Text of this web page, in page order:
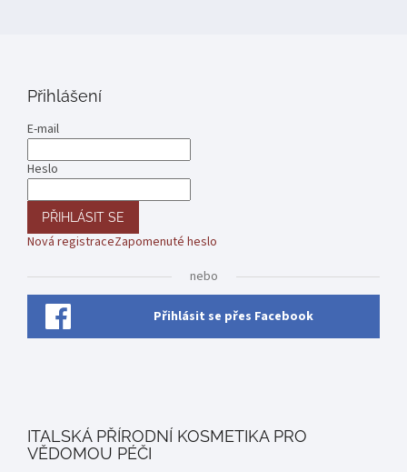
Přihlášení
E-mail
Heslo
PŘIHLÁSIT SE
Nová registraceZapomenuté heslo
nebo
Přihlásit se přes Facebook
ITALSKÁ PŘÍRODNÍ KOSMETIKA PRO
VĚDOMOU PÉČI